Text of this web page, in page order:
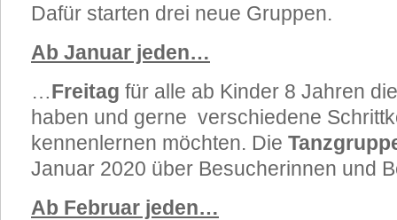
Dafür starten drei neue Gruppen.
Ab Januar jeden…
…Freitag für alle ab Kinder 8 Jahren
haben und gerne verschiedene
kennenlernen möchten. Die
Januar 2020 über Besucherinnen und
Ab Februar jeden…